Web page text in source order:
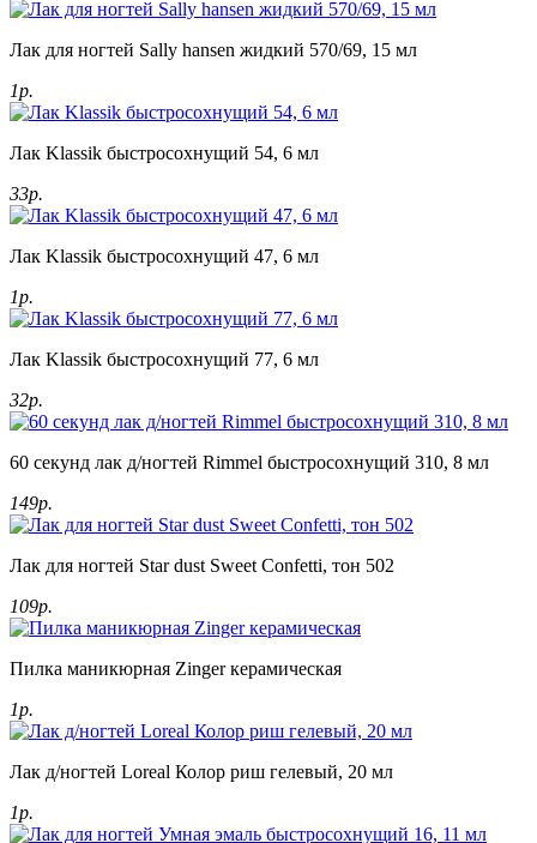
Лак для ногтей Sally hansen жидкий 570/69, 15 мл
1р.
Лак Klassik быстросохнущий 54, 6 мл
33р.
Лак Klassik быстросохнущий 47, 6 мл
1р.
Лак Klassik быстросохнущий 77, 6 мл
32р.
60 секунд лак д/ногтей Rimmel быстросохнущий 310, 8 мл
149р.
Лак для ногтей Star dust Sweet Confetti, тон 502
109р.
Пилка маникюрная Zinger керамическая
1р.
Лак д/ногтей Loreal Колор риш гелевый, 20 мл
1р.